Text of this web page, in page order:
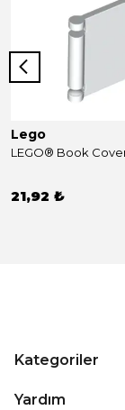
Lego
21,92 ₺
Kategoriler
Yardım